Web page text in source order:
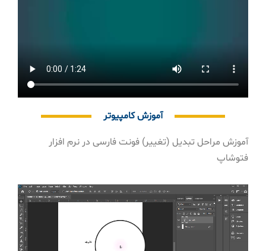
آموزش کامپیوتر
آموزش مراحل تبدیل (تغییر) فونت فارسی در نرم افزار
فتوشاپ